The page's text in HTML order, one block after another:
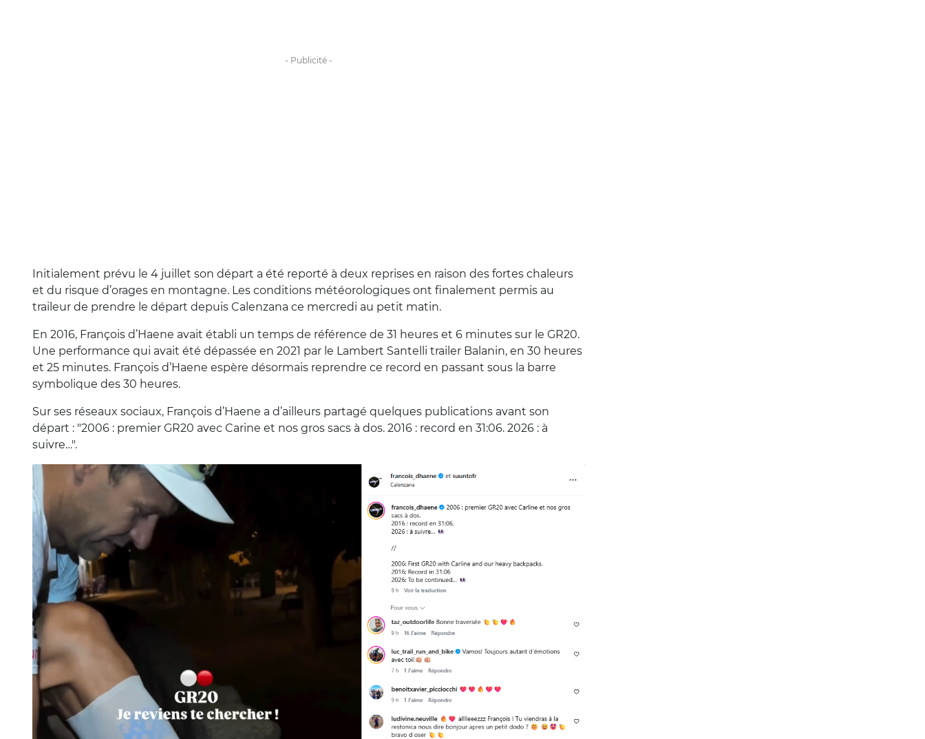
Initialement prévu le 4 juillet son départ a été reporté à deux reprises en raison des fortes chaleurs
et du risque d’orages en montagne. Les conditions météorologiques ont finalement permis au
traileur de prendre le départ depuis Calenzana ce mercredi au petit matin.
En 2016, François d’Haene avait établi un temps de référence de 31 heures et 6 minutes sur le GR20.
Une performance qui avait été dépassée en 2021 par le Lambert Santelli trailer Balanin, en 30 heures
et 25 minutes. François d’Haene espère désormais reprendre ce record en passant sous la barre
symbolique des 30 heures.
Sur ses réseaux sociaux, François d’Haene a d’ailleurs partagé quelques publications avant son
départ : "2006 : premier GR20 avec Carine et nos gros sacs à dos. 2016 : record en 31:06. 2026 : à
suivre…".